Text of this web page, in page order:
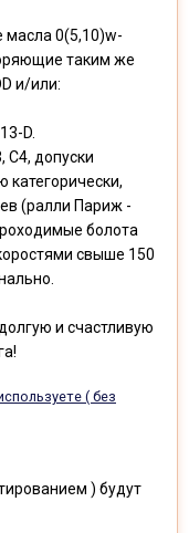
масла 0(5,10)w-
таким же
и/или:
D.
С4, допуски
категорически,
(ралли Париж -
болота
свыше 150
и счастливую
( без
) будут